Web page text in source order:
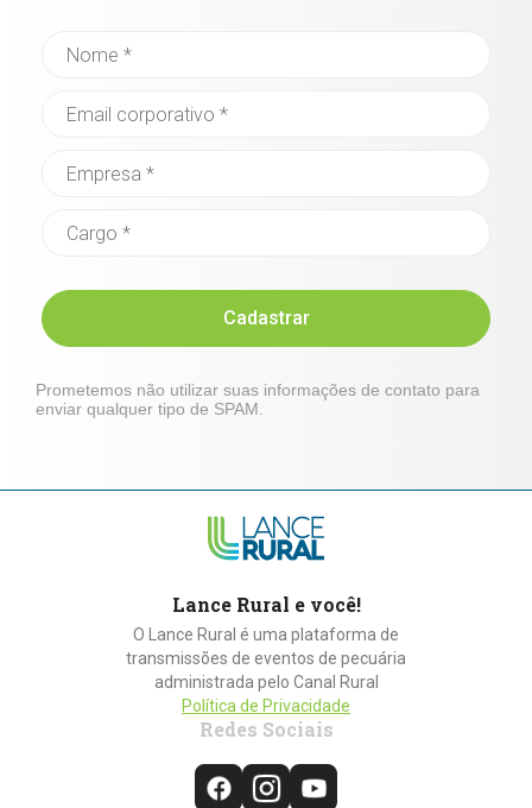
Cadastrar
Prometemos não utilizar suas informações de contato para
enviar qualquer tipo de SPAM.
Lance Rural e você!
O Lance Rural é uma plataforma de
transmissões de eventos de pecuária
administrada pelo Canal Rural
Política de Privacidade
Redes Sociais